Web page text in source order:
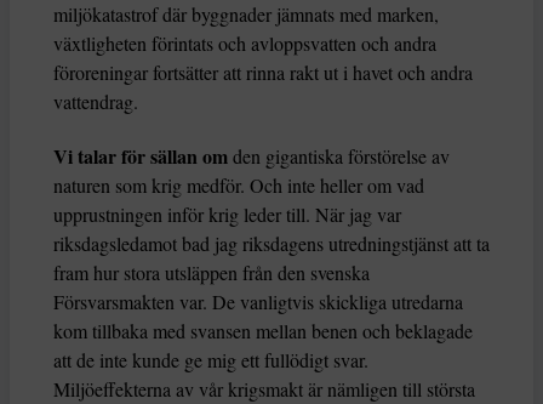
miljökatastrof där byggnader jämnats med marken,
växtligheten förintats och avloppsvatten och andra
föroreningar fortsätter att rinna rakt ut i havet och andra
vattendrag.
Vi talar för sällan omden gigantiska förstörelse av
naturen som krig medför. Och inte heller om vad
upprustningen inför krig leder till. När jag var
riksdagsledamot bad jag riksdagens utredningstjänst att ta
fram hur stora utsläppen från den svenska
Försvarsmakten var. De vanligtvis skickliga utredarna
kom tillbaka med svansen mellan benen och beklagade
att de inte kunde ge mig ett fullödigt svar.
Miljöeffekterna av vår krigsmakt är nämligen till största